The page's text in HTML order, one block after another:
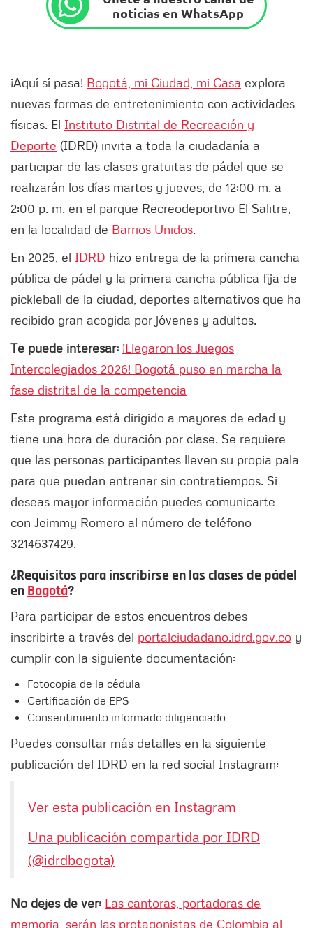
noticias en WhatsApp
¡Aquí sí pasa! Bogotá, mi Ciudad, mi Casa explora
nuevas formas de entretenimiento con actividades
físicas. El Instituto Distrital de Recreación y
Deporte (IDRD) invita a toda la ciudadanía a
participar de las clases gratuitas de pádel que se
realizarán los días martes y jueves, de 12:00 m. a
2:00 p. m. en el parque Recreodeportivo El Salitre,
en la localidad de Barrios Unidos.
En 2025, el IDRD hizo entrega de la primera cancha
pública de pádel y la primera cancha pública fija de
pickleball de la ciudad, deportes alternativos que ha
recibido gran acogida por jóvenes y adultos.
Te puede interesar: ¡Llegaron los Juegos
Intercolegiados 2026! Bogotá puso en marcha la
fase distrital de la competencia
Este programa está dirigido a mayores de edad y
tiene una hora de duración por clase. Se requiere
que las personas participantes lleven su propia pala
para que puedan entrenar sin contratiempos. Si
deseas mayor información puedes comunicarte
con Jeimmy Romero al número de teléfono
3214637429.
¿Requisitos para inscribirse en las clases de pádel
enBogotá?
Para participar de estos encuentros debes
inscribirte a través del portalciudadano.idrd.gov.co y
cumplir con la siguiente documentación:
Fotocopia de la cédula
Certificación de EPS
Consentimiento informado diligenciado
Puedes consultar más detalles en la siguiente
publicación del IDRD en la red social Instagram:
Ver esta publicación en Instagram
Una publicación compartida por IDRD
(@idrdbogota)
No dejes de ver: Las cantoras, portadoras de
memoria, serán las protagonistas de Colombia al